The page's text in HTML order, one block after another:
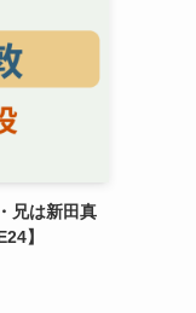
兄は新田真
】